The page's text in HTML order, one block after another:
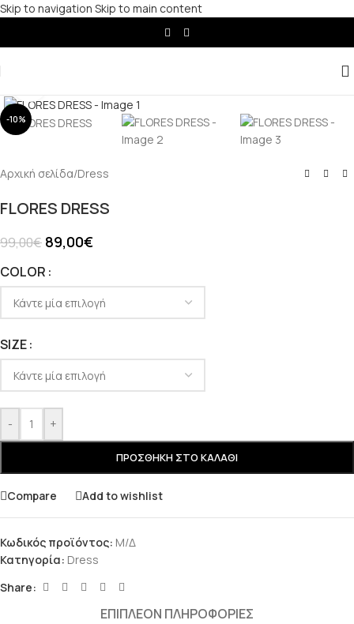
Skip to navigation Skip to main content
-10%
Αρχική σελίδα/Dress
FLORES DRESS
99,00€ 89,00€
COLOR
SIZE
- +
ΠΡΟΣΘΉΚΗ ΣΤΟ ΚΑΛΆΘΙ
Compare Add to wishlist
Κωδικός προϊόντος: Μ/Δ
Κατηγορία: Dress
Share:
ΕΠΙΠΛΈΟΝ ΠΛΗΡΟΦΟΡΊΕΣ